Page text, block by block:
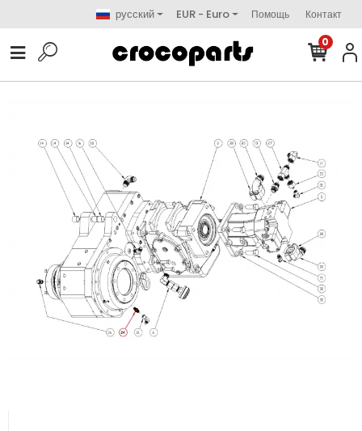
русский EUR - Euro Помощь Контакт
0